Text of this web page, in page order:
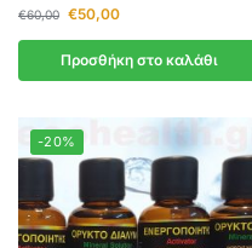
€60,00 €50,00
Προσθήκη στο καλάθι
-20%